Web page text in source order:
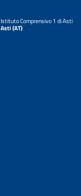
Istituto Comprensivo 1 di Asti
Asti (AT)